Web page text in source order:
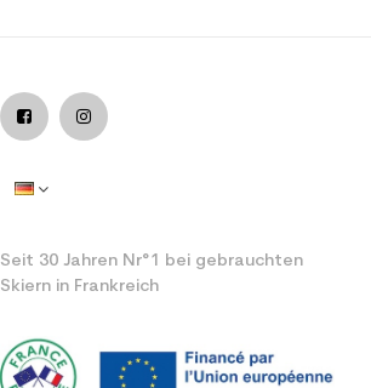
Seit 30 Jahren Nr°1 bei gebrauchten
Skiern in Frankreich